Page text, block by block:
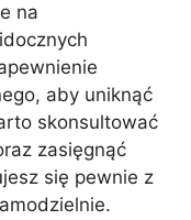
na
aby uniknąć
skonsultować
zasięgnąć
się pewnie z